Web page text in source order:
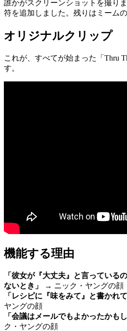
誰かがスクリーンショットを撮り
符を追加しました。残りはミームの
オリジナルクリップ
これが、すべてが始まった「Thru
す。
機能する理由
「彼女が『大丈夫』と言っている
ないとき」
→ ニック・ヤングの顔
「レシピに『味をみて』と書かれ
ヤングの顔
「会議はメールでもよかったかも
ク・ヤングの顔